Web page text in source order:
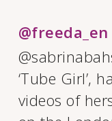
@freeda_en
‘Tube Girl’,
videos of